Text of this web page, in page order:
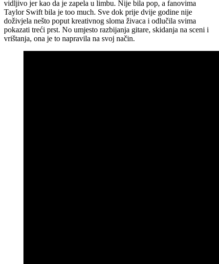
vidljivo jer kao da je zapela u limbu. Nije bila pop, a fanovima
Taylor Swift bila je too much. Sve dok prije dvije godine nije
doživjela nešto poput kreativnog sloma živaca i odlučila svima
pokazati treći prst. No umjesto razbijanja gitare, skidanja na sceni i
vrištanja, ona je to napravila na svoj način.